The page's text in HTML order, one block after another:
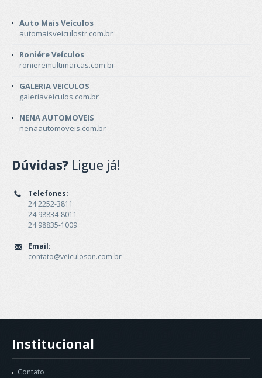
Auto Mais Veículos
automaisveiculostr.com.br
Roniére Veículos
ronieremultimarcas.com.br
GALERIA VEICULOS
galeriaveiculos.com.br
NENA AUTOMOVEIS
nenaautomoveis.com.br
Dúvidas? Ligue já!
Telefones:
24 2252-3811
24 98834-8011
24 98835-1009
Email:
contato@veiculoson.com.br
Institucional
Contato